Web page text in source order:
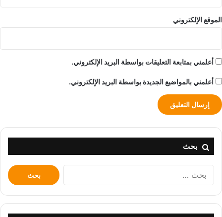
الموقع الإلكتروني
أعلمني بمتابعة التعليقات بواسطة البريد الإلكتروني.
أعلمني بالمواضيع الجديدة بواسطة البريد الإلكتروني.
بحث
البحث
عن: